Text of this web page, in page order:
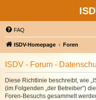
FAQ
ISDV-Homepage Foren
ISDV - Forum -
Diese Richtlinie beschreibt, wie
(im Folgenden „der Betreiber“)
Foren-Besuchs gesammelt